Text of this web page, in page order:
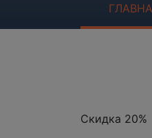
Скидка 20%